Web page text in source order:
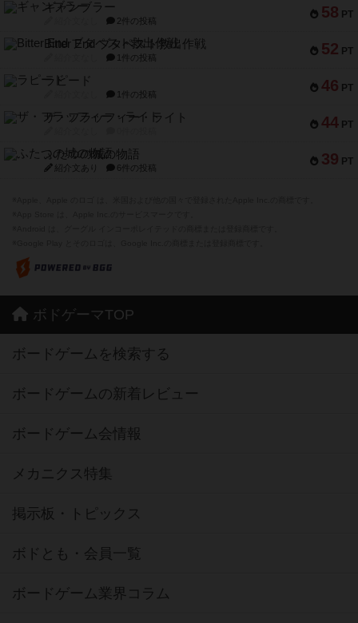
58 PT
ギャンブラー
2件の投稿
52 PT
Bitter End ブタペスト救出作戦
1件の投稿
46 PT
ラピード
1件の投稿
44 PT
ザ・フラッフィー・ライト
39 PT
ふたつの城の物語
紹介文あり 6件の投稿
ボドゲーマTOP
ボードゲームを検索する
ボードゲームの新着レビュー
ボードゲーム会情報
メカニクス特集
掲示板・トピックス
ボドとも・会員一覧
ボードゲーム業界コラム